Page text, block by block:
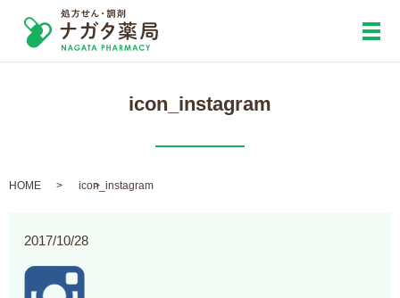
メ
icon_instagram
HOME icon_instagram
2017/10/28